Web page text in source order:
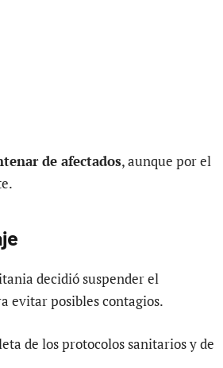
de afectados, aunque por el
decidió suspender el
evitar posibles contagios.
de los protocolos sanitarios y de